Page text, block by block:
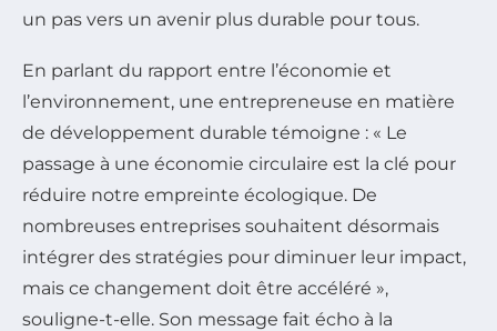
un pas vers un avenir plus durable pour tous.
En parlant du rapport entre l’économie et
l’environnement, une entrepreneuse en matière
de développement durable témoigne : « Le
passage à une économie circulaire est la clé pour
réduire notre empreinte écologique. De
nombreuses entreprises souhaitent désormais
intégrer des stratégies pour diminuer leur impact,
mais ce changement doit être accéléré »,
souligne-t-elle. Son message fait écho à la